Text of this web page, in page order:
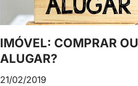
IMÓVEL: COMPRAR OU
ALUGAR?
21/02/2019